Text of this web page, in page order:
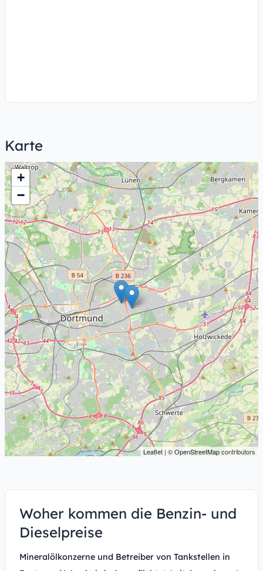
Karte
+
−
Leaflet | ©OpenStreetMapcontributors
Woher kommen die Benzin- und
Dieselpreise
Mineralölkonzerne und Betreiber von Tankstellen in